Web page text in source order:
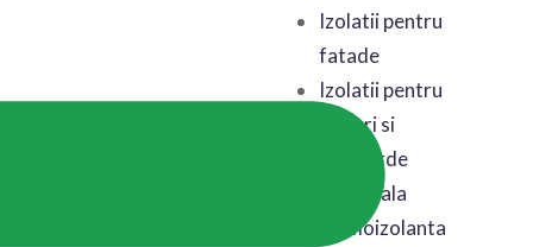
Izolatii pentru
fatade
Izolatii pentru
poduri si
mansarde
Astereala
termoizolanta